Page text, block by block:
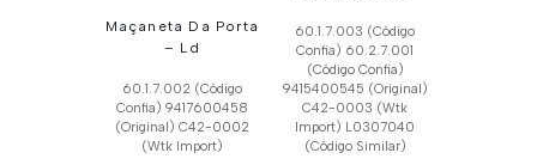
Maçaneta Da Porta
– Ld
60.1.7.002 (Código
Confia) 9417600458
(Original) C42-0002
(Wtk Import)
60.1.7.003 (Código
Confia) 60.2.7.001
(Código Confia)
9415400545 (Original)
C42-0003 (Wtk
Import) L0307040
(Código Similar)